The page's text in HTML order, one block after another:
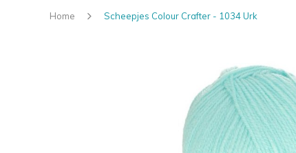
Home Scheepjes Colour Crafter - 1034 Urk